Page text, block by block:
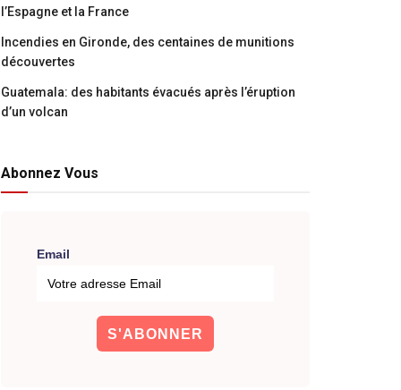
l’Espagne et la France
Incendies en Gironde, des centaines de munitions
découvertes
Guatemala: des habitants évacués après l’éruption
d’un volcan
Abonnez Vous
Email